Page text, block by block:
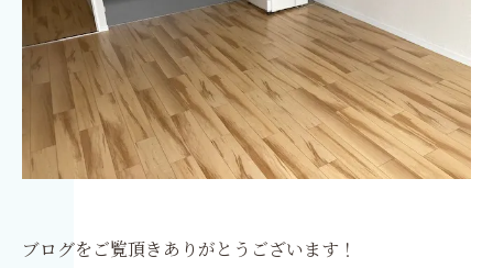
ブログをご覧頂きありがとうございます！